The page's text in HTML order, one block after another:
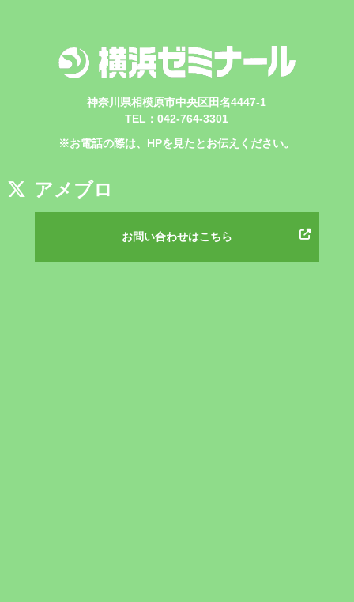
神奈川県相模原市中央区田名4447-1
TEL：042-764-3301
※お電話の際は、HPを見たとお伝えください。
アメブロ
お問い合わせはこちら